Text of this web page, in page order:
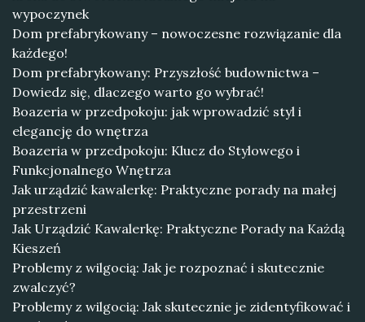
wypoczynek
Dom prefabrykowany – nowoczesne rozwiązanie dla
każdego!
Dom prefabrykowany: Przyszłość budownictwa –
Dowiedz się, dlaczego warto go wybrać!
Boazeria w przedpokoju: jak wprowadzić styl i
elegancję do wnętrza
Boazeria w przedpokoju: Klucz do Stylowego i
Funkcjonalnego Wnętrza
Jak urządzić kawalerkę: Praktyczne porady na małej
przestrzeni
Jak Urządzić Kawalerkę: Praktyczne Porady na Każdą
Kieszeń
Problemy z wilgocią: Jak je rozpoznać i skutecznie
zwalczyć?
Problemy z wilgocią: Jak skutecznie je zidentyfikować i